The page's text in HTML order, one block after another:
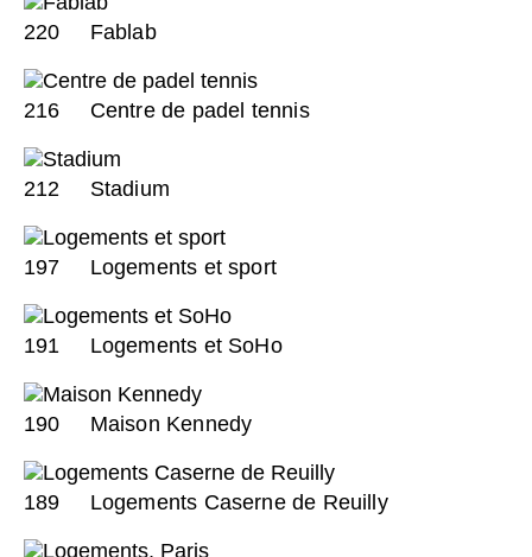
220 Fablab
216 Centre de padel tennis
212 Stadium
197 Logements et sport
191 Logements et SoHo
190 Maison Kennedy
189 Logements Caserne de Reuilly